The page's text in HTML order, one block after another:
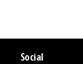
Social